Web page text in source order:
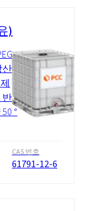
)
산
반
°
CAS 번호
61791-12-6